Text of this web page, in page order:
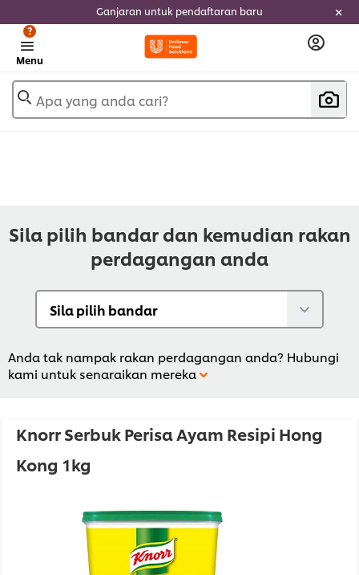
Ganjaran untuk pendaftaran baru
Menu
?
Apa yang anda cari?
Sila pilih bandar dan kemudian rakan
perdagangan anda
Anda tak nampak rakan perdagangan anda? Hubungi
kami untuk senaraikan mereka
Knorr Serbuk Perisa Ayam Resipi Hong
Kong 1kg